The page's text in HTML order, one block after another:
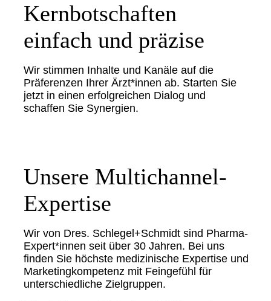
Kernbotschaften
einfach und präzise
Wir stimmen Inhalte und Kanäle auf die
Präferenzen Ihrer Ärzt*innen ab. Starten Sie
jetzt in einen erfolgreichen Dialog und
schaffen Sie Synergien.
Unsere Multichannel-
Expertise
Wir von Dres. Schlegel+Schmidt sind Pharma-
Expert*innen seit über 30 Jahren. Bei uns
finden Sie höchste medizinische Expertise und
Marketingkompetenz mit Feingefühl für
unterschiedliche Zielgruppen.